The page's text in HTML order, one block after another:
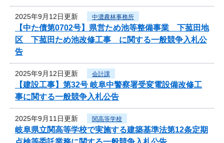
2025年9月12日更新 中濃農林事務所
【中た債第0702号】県営ため池等整備事業 下菰田地
区 下菰田ため池改修工事 に関する一般競争入札公
告
2025年9月12日更新 会計課
【建設工事】第32号 岐阜中警察署受変電設備改修工
事に関する一般競争入札公告
2025年9月11日更新 関高等学校
岐阜県立関高等学校で実施する建築基準法第12条定期